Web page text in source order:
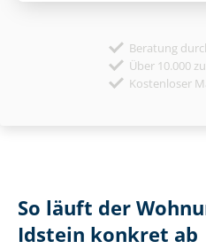
Beratung
Über 10.000
Kostenloser
So läuft der
Idstein konkret ab